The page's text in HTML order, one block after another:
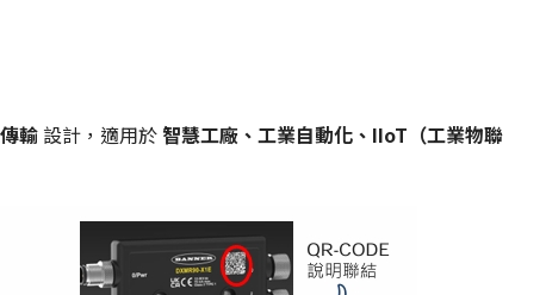
輸 設計，適用於 智慧工廠、工業自動化、IIoT（工業物聯